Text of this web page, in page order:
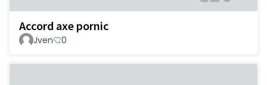
Accord axe pornic
Jven 0